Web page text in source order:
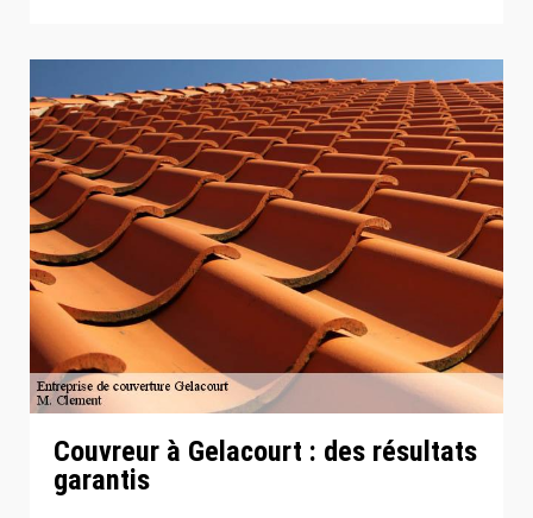
Couvreur à Gelacourt : des résultats
garantis